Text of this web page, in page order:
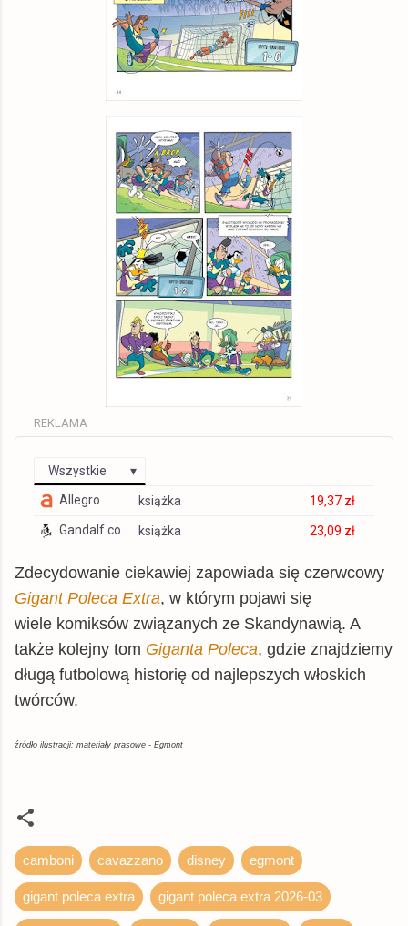
REKLAMA
Wszystkie
Allegro
książka
19,37 zł
Gandalf.com.pl
książka
23,09 zł
znak.com.pl
książka
dadada.pl
książka
23,44 zł
czytam.pl
książka
26,12 zł
tantis.pl
książka
26,28 zł
matfel.pl
inbook.pl
książka
swiatksiazki.pl książka
booktime.pl
książka
28,72 zł
Woblink.com
książka
32,29 zł
Zdecydowanie ciekawiej zapowiada się czerwcowy
Gigant Poleca Extra, w którym pojawi się
wiele komiksów związanych ze Skandynawią. A
także kolejny tom Giganta Poleca, gdzie znajdziemy
długą futbolową historię od najlepszych włoskich
twórców.
źródło ilustracji: materiały prasowe - Egmont
camboni cavazzano disney egmont
gigant poleca extra gigant poleca extra 2026-03